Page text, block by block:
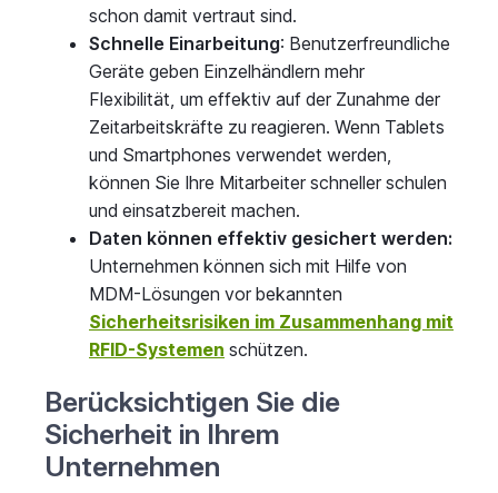
schon damit vertraut sind.
Schnelle Einarbeitung: Benutzerfreundliche
Geräte geben Einzelhändlern mehr
Flexibilität, um effektiv auf der Zunahme der
Zeitarbeitskräfte zu reagieren. Wenn Tablets
und Smartphones verwendet werden,
können Sie Ihre Mitarbeiter schneller schulen
und einsatzbereit machen.
Daten können effektiv gesichert werden:
Unternehmen können sich mit Hilfe von
MDM-Lösungen vor bekannten
Sicherheitsrisiken im Zusammenhang mit
RFID-Systemen schützen.
Berücksichtigen Sie die
Sicherheit in Ihrem
Unternehmen